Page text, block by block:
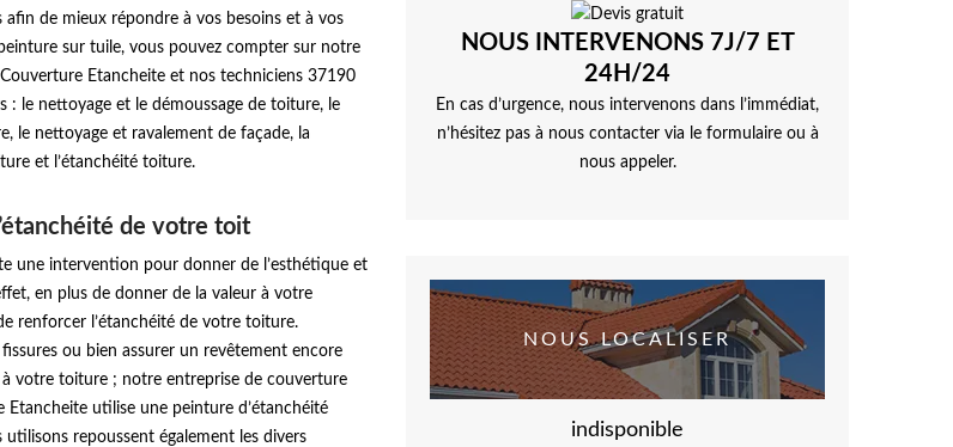
de mieux répondre à vos besoins et à vos
sur tuile, vous pouvez compter sur notre
Etancheite et nos techniciens 37190
: le nettoyage et le démoussage de toiture, le
le nettoyage et ravalement de façade, la
et l’étanchéité toiture.
de votre toit
une intervention pour donner de l’esthétique et
en plus de donner de la valeur à votre
renforcer l’étanchéité de votre toiture.
ou bien assurer un revêtement encore
votre toiture ; notre entreprise de couverture
utilise une peinture d’étanchéité
utilisons repoussent également les divers
NOUS INTERVENONS 7J/7 ET
24H/24
En cas d’urgence, nous intervenons dans l’immédiat,
n’hésitez pas à nous contacter via le formulaire ou à
nous appeler.
NOUS LOCALISER
indisponible